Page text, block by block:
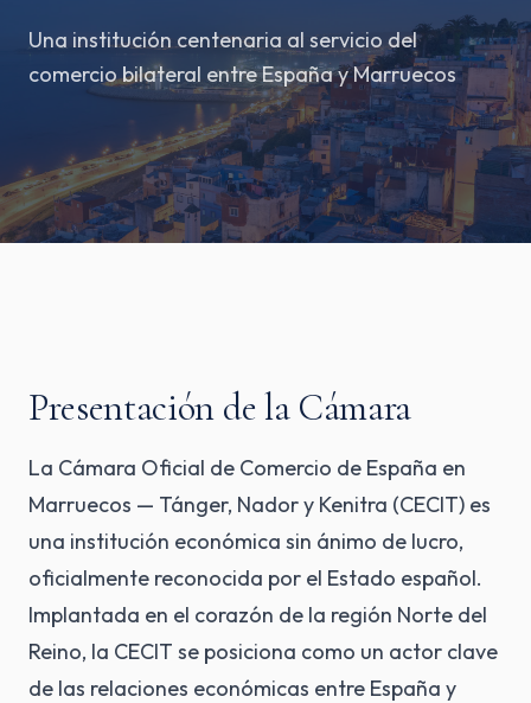
Una institución centenaria al servicio del
comercio bilateral entre España y Marruecos
Presentación de la Cámara
La Cámara Oficial de Comercio de España en
Marruecos — Tánger, Nador y Kenitra (CECIT) es
una institución económica sin ánimo de lucro,
oficialmente reconocida por el Estado español.
Implantada en el corazón de la región Norte del
Reino, la CECIT se posiciona como un actor clave
de las relaciones económicas entre España y